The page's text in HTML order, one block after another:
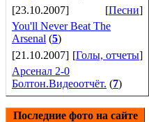
[23.10.2007]
[Песни]
You'll Never Beat The
Arsenal (5)
[21.10.2007] [Голы, отчеты]
Арсенал 2-0
Болтон.Видеоотчёт. (7)
Последние фото на сайте